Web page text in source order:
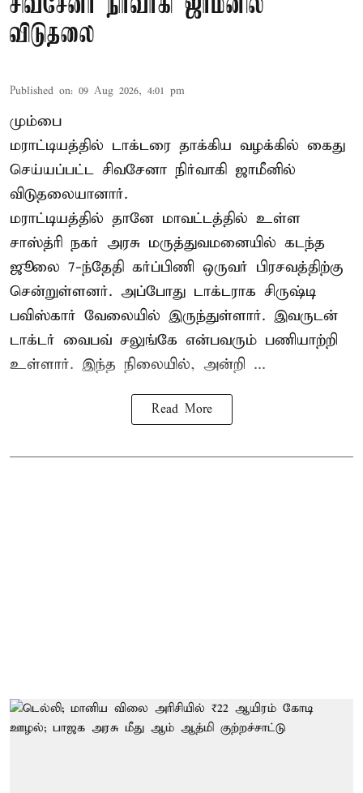
சிவசேனா நிர்வாகி ஜாமீனில்
விடுதலை
Published on: 09 Aug 2026, 4:01 pm
மும்பை
மராட்டியத்தில் டாக்டரை தாக்கிய வழக்கில் கைது
செய்யப்பட்ட சிவசேனா நிர்வாகி ஜாமீனில்
விடுதலையானார்.
மராட்டியத்தில் தானே மாவட்டத்தில் உள்ள
சாஸ்த்ரி நகர் அரசு மருத்துவமனையில் கடந்த
ஜூலை 7-ந்தேதி கர்ப்பிணி ஒருவர் பிரசவத்திற்கு
சென்றுள்ளனர். அப்போது டாக்டராக சிருஷ்டி
பவிஸ்கார் வேலையில் இருந்துள்ளார். இவருடன்
டாக்டர் வைபவ் சலுங்கே என்பவரும் பணியாற்றி
உள்ளார். இந்த நிலையில், அன்றி ...
Read More